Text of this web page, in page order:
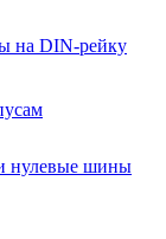
на DIN-рейку
нулевые шины